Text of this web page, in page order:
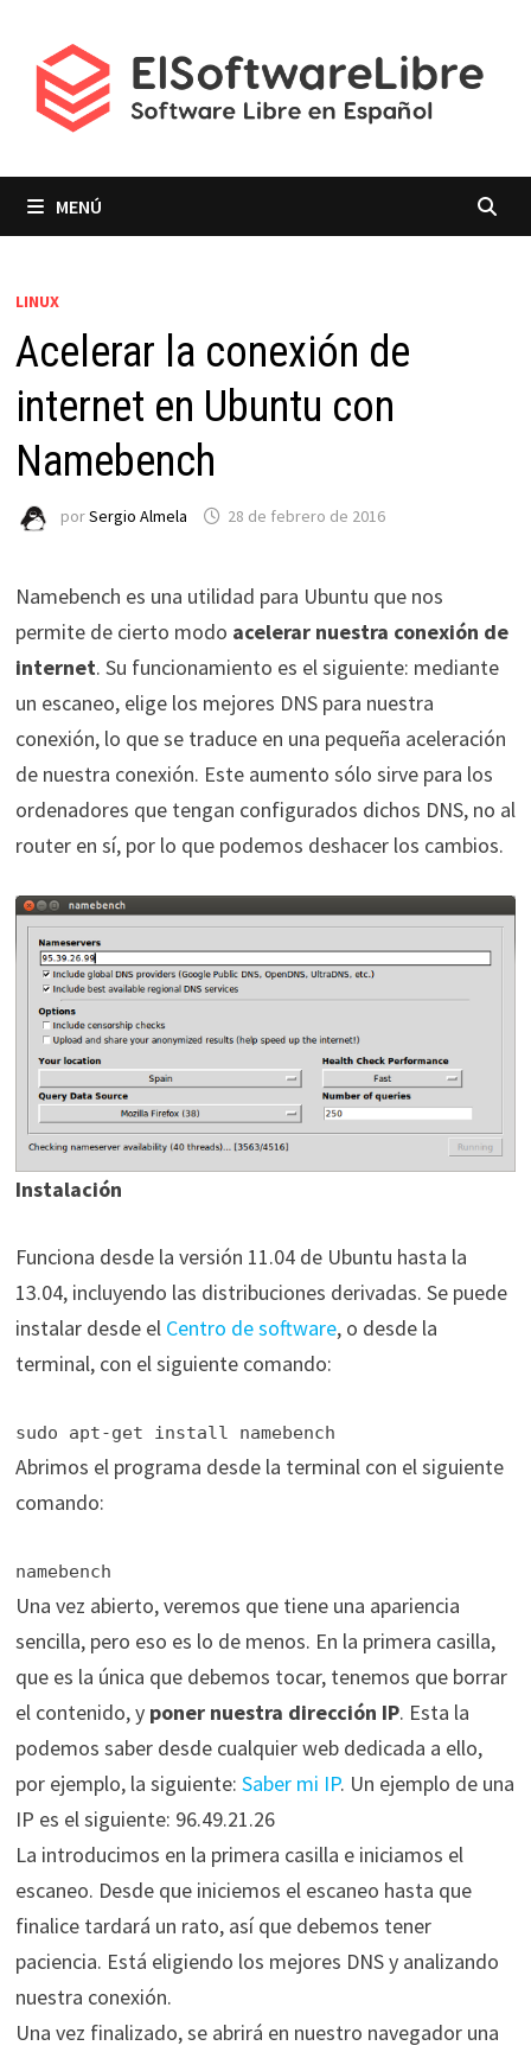
contenido
MENÚ
LINUX
Acelerar la conexión de
internet en Ubuntu con
Namebench
porSergio Almela 28 de febrero de 2016
Namebench es una utilidad para Ubuntu que nos
permite de cierto modo acelerar nuestra conexión de
internet. Su funcionamiento es el siguiente: mediante
un escaneo, elige los mejores DNS para nuestra
conexión, lo que se traduce en una pequeña aceleración
de nuestra conexión. Este aumento sólo sirve para los
ordenadores que tengan configurados dichos DNS, no al
router en sí, por lo que podemos deshacer los cambios.
Instalación
Funciona desde la versión 11.04 de Ubuntu hasta la
13.04, incluyendo las distribuciones derivadas. Se puede
instalar desde el Centro de software, o desde la
terminal, con el siguiente comando:
sudo apt-get install namebench
Abrimos el programa desde la terminal con el siguiente
comando:
namebench
Una vez abierto, veremos que tiene una apariencia
sencilla, pero eso es lo de menos. En la primera casilla,
que es la única que debemos tocar, tenemos que borrar
el contenido, y poner nuestra dirección IP. Esta la
podemos saber desde cualquier web dedicada a ello,
por ejemplo, la siguiente: Saber mi IP. Un ejemplo de una
IP es el siguiente: 96.49.21.26
La introducimos en la primera casilla e iniciamos el
escaneo. Desde que iniciemos el escaneo hasta que
finalice tardará un rato, así que debemos tener
paciencia. Está eligiendo los mejores DNS y analizando
nuestra conexión.
Una vez finalizado, se abrirá en nuestro navegador una